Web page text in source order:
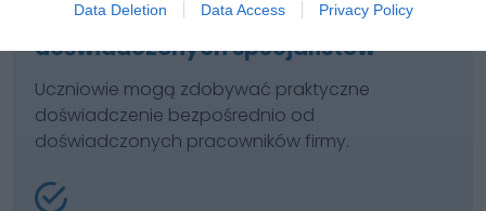
Data Deletion Data Access Privacy Policy
Edukacja pod okiem
doświadczonych specjalistów
Uczniowie mogą zdobywać praktyczne
doświadczenie bezpośrednio od
doświadczonych pracowników firmy.